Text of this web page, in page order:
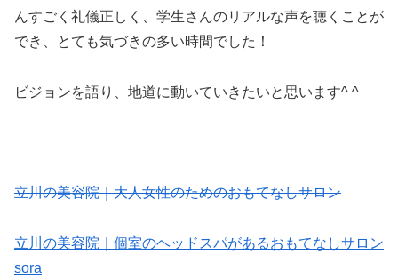
んすごく礼儀正しく、学生さんのリアルな声を聴くことが
でき、とても気づきの多い時間でした！
ビジョンを語り、地道に動いていきたいと思います^ ^
立川の美容院｜大人女性のためのおもてなしサロン
立川の美容院｜個室のヘッドスパがあるおもてなしサロン
sora